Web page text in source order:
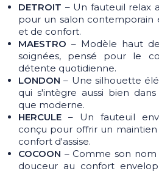
DETROIT – Un fauteuil relax
pour un salon contemporain
et de confort.
MAESTRO – Modèle haut
soignées, pensé pour le
détente quotidienne.
LONDON – Une silhouette
qui s'intègre aussi bien
que moderne.
HERCULE – Un fauteuil
conçu pour offrir un
confort d'assise.
COCOON – Comme son
douceur au confort